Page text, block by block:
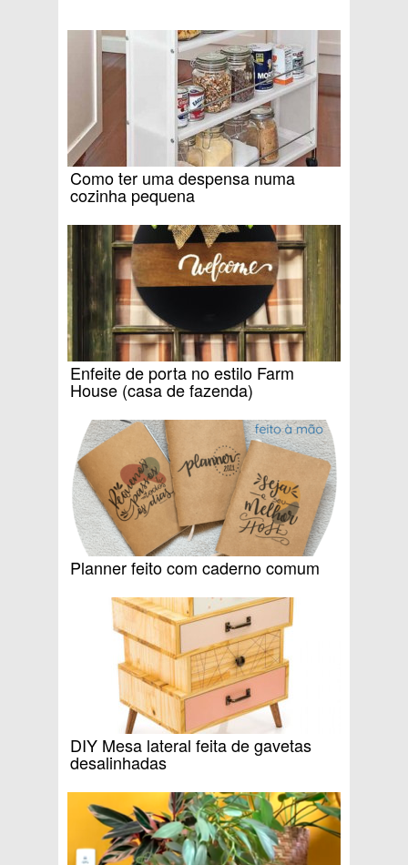
Como ter uma despensa numa
cozinha pequena
Enfeite de porta no estilo Farm
House (casa de fazenda)
Planner feito com caderno comum
DIY Mesa lateral feita de gavetas
desalinhadas